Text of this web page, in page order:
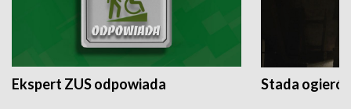
Ekspert ZUS odpowiada Stada